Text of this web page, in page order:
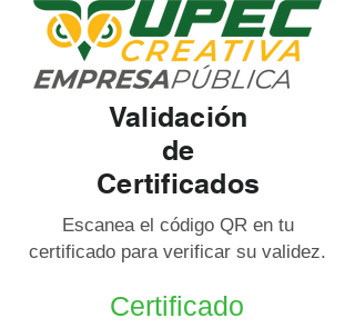
Validación
de
Certificados
Escanea el código QR en tu
certificado para verificar su validez.
Certificado